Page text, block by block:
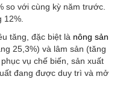
so với cùng kỳ năm trước.
12%.
tăng, đặc biệt là nông sản
25,3%) và lâm sản (tăng
vụ chế biến, sản xuất
đang được duy trì và mở